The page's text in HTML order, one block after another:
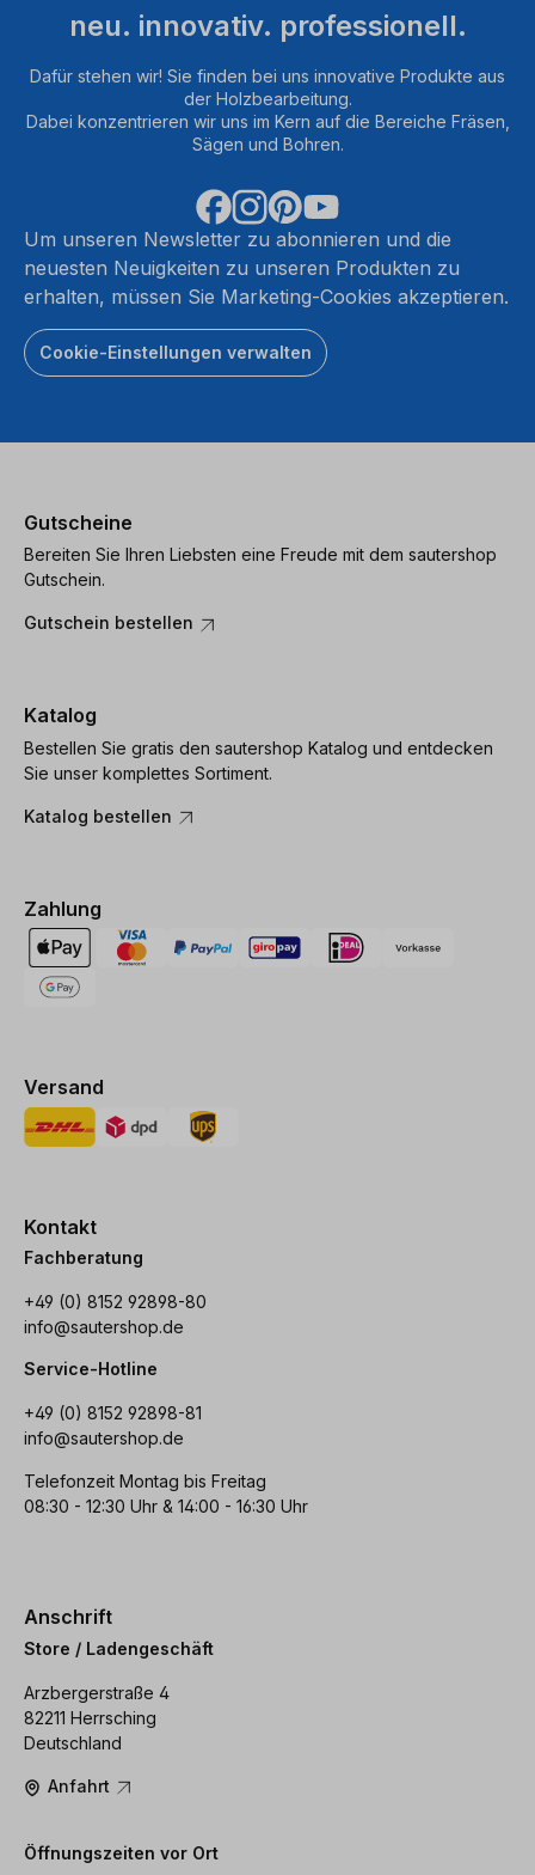
neu. innovativ. professionell.
Dafür stehen wir! Sie finden bei uns innovative Produkte aus
der Holzbearbeitung.
Dabei konzentrieren wir uns im Kern auf die Bereiche Fräsen,
Sägen und Bohren.
Um unseren Newsletter zu abonnieren und die
neuesten Neuigkeiten zu unseren Produkten zu
erhalten, müssen Sie Marketing-Cookies akzeptieren.
Cookie-Einstellungen verwalten
Gutscheine
Bereiten Sie Ihren Liebsten eine Freude mit dem sautershop
Gutschein.
Gutschein bestellen
Katalog
Bestellen Sie gratis den sautershop Katalog und entdecken
Sie unser komplettes Sortiment.
Katalog bestellen
Zahlung
Versand
Kontakt
Fachberatung
+49 (0) 8152 92898-80
info@sautershop.de
Service-Hotline
+49 (0) 8152 92898-81
info@sautershop.de
Telefonzeit Montag bis Freitag
08:30 - 12:30 Uhr & 14:00 - 16:30 Uhr
Anschrift
Store / Ladengeschäft
Arzbergerstraße 4
82211 Herrsching
Deutschland
Anfahrt
Öffnungszeiten vor Ort